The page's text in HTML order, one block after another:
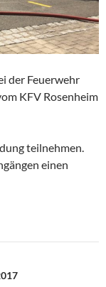
der Feuerwehr
KFV Rosenheim
teilnehmen.
einen